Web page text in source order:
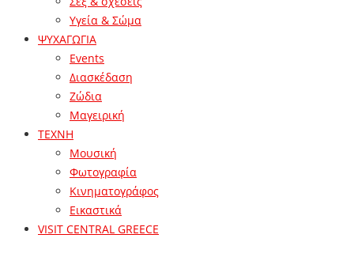
Υγεία & Σώμα
ΨΥΧΑΓΩΓΙΑ
Events
Διασκέδαση
Ζώδια
Μαγειρική
ΤΕΧΝΗ
Μουσική
Φωτογραφία
Κινηματογράφος
Εικαστικά
VISIT CENTRAL GREECE